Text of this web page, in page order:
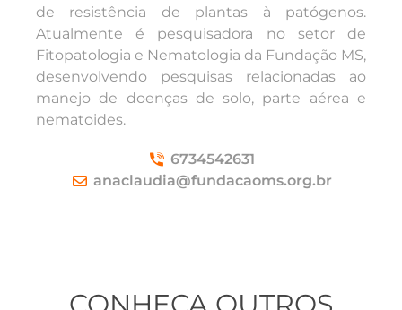
de resistência de plantas à patógenos.
Atualmente é pesquisadora no setor de
Fitopatologia e Nematologia da Fundação MS,
desenvolvendo pesquisas relacionadas ao
manejo de doenças de solo, parte aérea e
nematoides.
6734542631
anaclaudia@fundacaoms.org.br